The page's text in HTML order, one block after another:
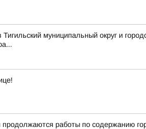
муниципальный округ и
работы по содержанию